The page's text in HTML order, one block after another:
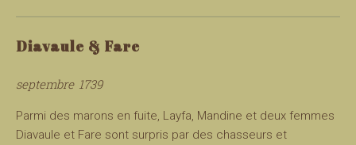
Diavaule & Fare
septembre 1739
Parmi des marons en fuite, Layfa, Mandine et deux femmes
Diavaule et Fare sont surpris par des chasseurs et